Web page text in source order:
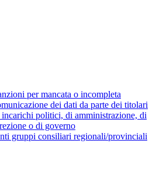
per mancata o incompleta
dei dati da parte dei titolari
politici, di amministrazione, di
o di governo
gruppi consiliari regionali/provinciali